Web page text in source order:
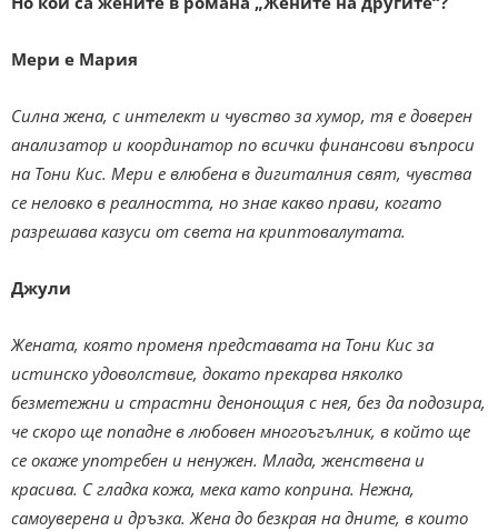
Мери е Мария
Силна жена, с интелект и чувство за хумор, тя е доверен
анализатор и координатор по всички финансови въпроси
на Тони Кис. Мери е влюбена в дигиталния свят, чувства
се неловко в реалността, но знае какво прави, когато
разрешава казуси от света на криптовалутата.
Джули
Жената, която променя представата на Тони Кис за
истинско удоволствие, докато прекарва няколко
безметежни и страстни денонощия с нея, без да подозира,
че скоро ще попадне в любовен многоъгълник, в който ще
се окаже употребен и ненужен. Млада, женствена и
красива. С гладка кожа, мека като коприна. Нежна,
самоуверена и дръзка. Жена до безкрая на дните, в които